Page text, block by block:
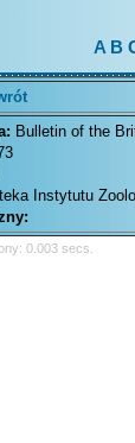
A B
Bulletin of the
Instytutu
0.003 secs.